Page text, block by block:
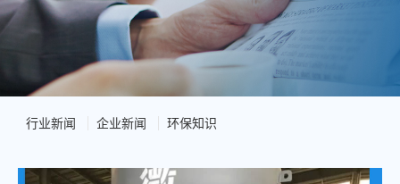
行业新闻 企业新闻 环保知识